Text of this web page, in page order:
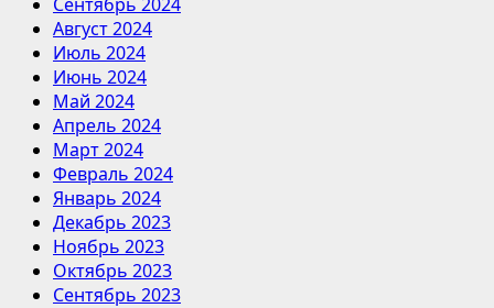
Август 2024
Июль 2024
Июнь 2024
Май 2024
Апрель 2024
Март 2024
Февраль 2024
Январь 2024
Декабрь 2023
Ноябрь 2023
Октябрь 2023
Сентябрь 2023